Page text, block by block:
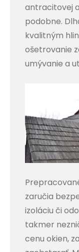
antracitovej
podobne.
kvalitným
ošetrovanie
umývanie a
zaručia
izoláciu či
takmer
cenu okien,